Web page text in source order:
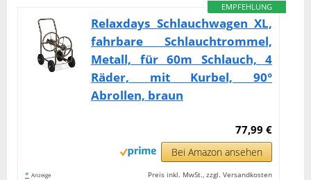
EMPFEHLUNG
Relaxdays Schlauchwagen XL,
fahrbare Schlauchtrommel,
Metall, für 60m Schlauch, 4
Räder, mit Kurbel, 90°
Abrollen, braun
77,99 €
Bei Amazon ansehen
* Anzeige Preis inkl. MwSt., zzgl. Versandkosten